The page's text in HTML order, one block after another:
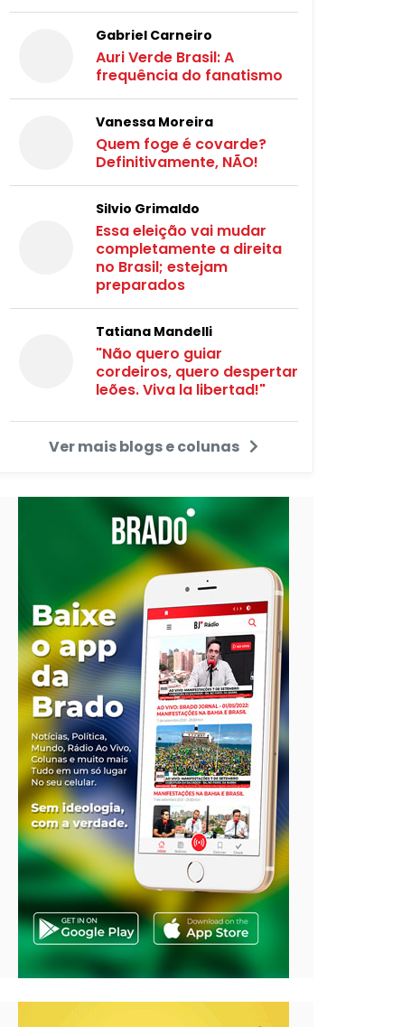
Gabriel Carneiro
Auri Verde Brasil: A
frequência do fanatismo
Vanessa Moreira
Quem foge é covarde?
Definitivamente, NÃO!
Silvio Grimaldo
Essa eleição vai mudar
completamente a direita
no Brasil; estejam
preparados
Tatiana Mandelli
"Não quero guiar
cordeiros, quero despertar
leões. Viva la libertad!"
Ver mais blogs e colunas